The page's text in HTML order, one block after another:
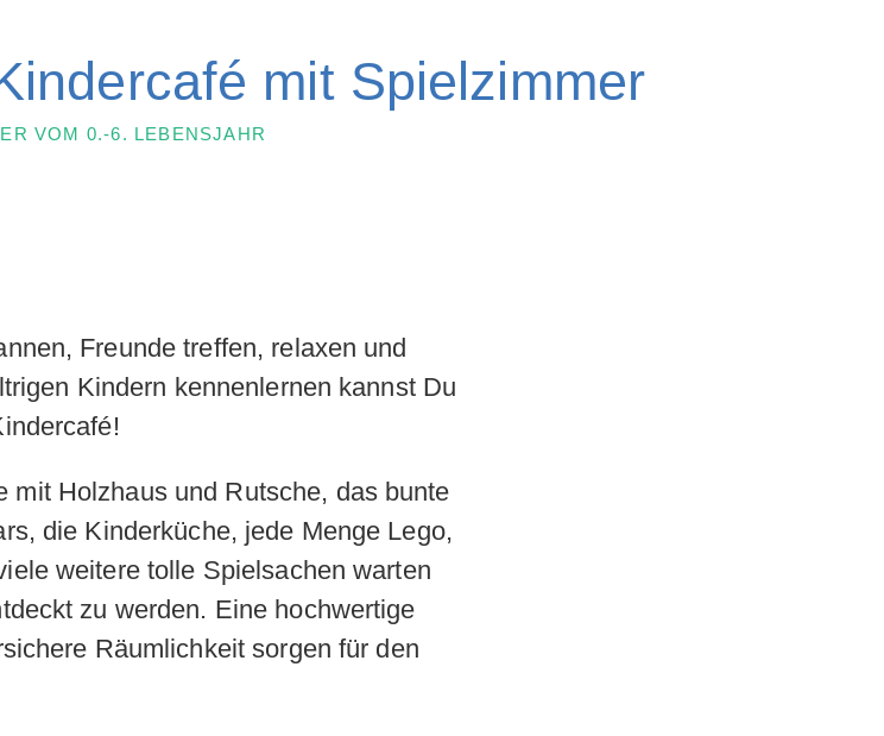
mit Spielzimmer
VOM 0.-6. LEBENSJAHR
Freunde treffen, relaxen und
Kindern kennenlernen kannst Du
mit Holzhaus und Rutsche, das bunte
die Kinderküche, jede Menge Lego,
weitere tolle Spielsachen warten
zu werden. Eine hochwertige
Räumlichkeit sorgen für den